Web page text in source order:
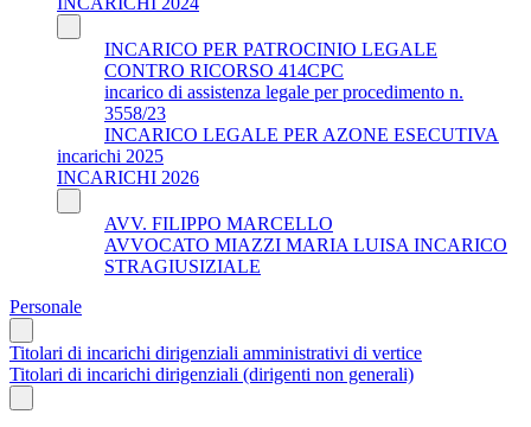
INCARICO PER PATROCINIO LEGALE
CONTRO RICORSO 414CPC
incarico di assistenza legale per procedimento n.
3558/23
INCARICO LEGALE PER AZONE ESECUTIVA
incarichi 2025
INCARICHI 2026
AVV. FILIPPO MARCELLO
AVVOCATO MIAZZI MARIA LUISA INCARICO
STRAGIUSIZIALE
Personale
Titolari di incarichi dirigenziali amministrativi di vertice
Titolari di incarichi dirigenziali (dirigenti non generali)